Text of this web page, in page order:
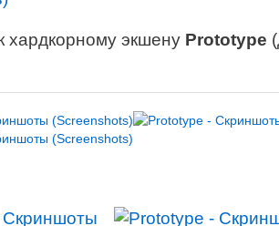
хардкорному экшену Prototype